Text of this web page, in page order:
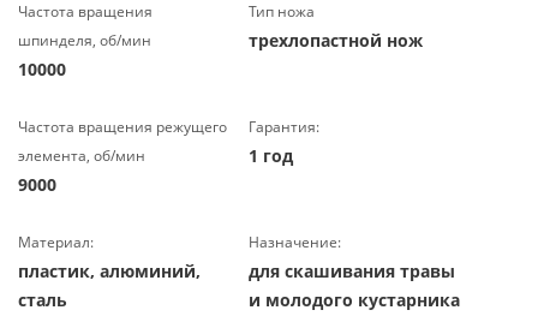
Частота вращения
шпинделя, об/мин
10000
Тип ножа
трехлопастной нож
Частота вращения режущего
элемента, об/мин
9000
Гарантия:
1 год
Материал:
пластик, алюминий,
сталь
Назначение:
для скашивания травы
и молодого кустарника